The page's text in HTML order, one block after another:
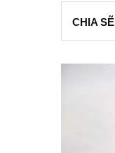
CHIA SẼ